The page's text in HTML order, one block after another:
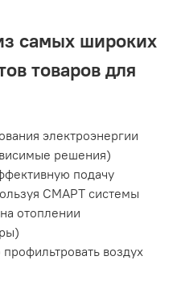
самых широких
товаров для
электроэнергии
решения)
подачу
СМАРТ системы
отоплении
воздух